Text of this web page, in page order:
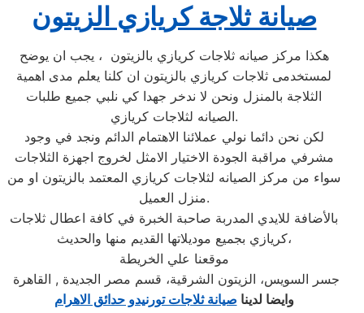
صيانة ثلاجة كريازي الزيتون
هكذا مركز صيانه ثلاجات كريازي بالزيتون ، يجب ان يوضح
لمستخدمى ثلاجات كريازي بالزيتون ان كلنا يعلم مدى اهمية
الثلاجة بالمنزل ونحن لا ندخر جهدا كي نلبي جميع طلبات
الصيانه لثلاجات كريازي.
لكن نحن دائما نولي عملائنا الاهتمام الدائم ونجد في وجود
مشرفي مراقبة الجودة الاختيار الامثل لخروج اجهزة الثلاجات
سواء من مركز الصيانه لثلاجات كريازي المعتمد بالزيتون او من
منزل العميل.
بالأضافة للايدي المدربة صاحبة الخبرة في كافة اعطال ثلاجات
كريازي بجميع موديلاتها القديم منها والحديث،
موقعنا علي الخريطة
جسر السويس، الزيتون الشرقية، قسم مصر الجديدة , القاهرة
وايضا لدينا صيانة ثلاجات تورنيدو حدائق الاهرام